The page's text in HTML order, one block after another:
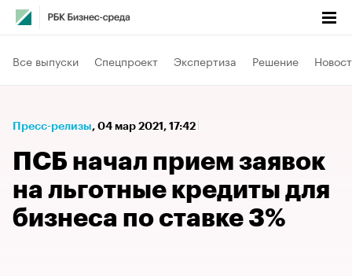
Все выпуски Спецпроект Экспертиза Решение
Пресс-релизы⁠, 04 мар 2021, 17:42
ПСБ начал прием заявок
на льготные кредиты для
бизнеса по ставке 3%